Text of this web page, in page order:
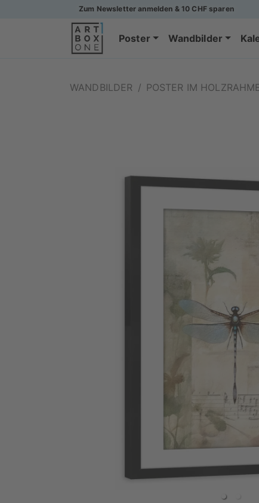
Zum Newsletter anmelden & 10 CHF sparen
Poster Wandbilder
WANDBILDER / POSTER IM